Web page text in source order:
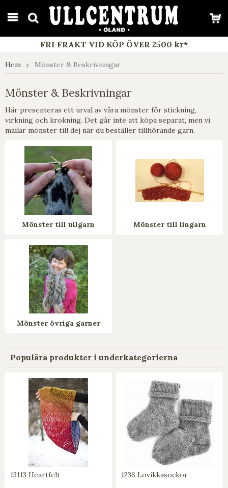
google-site-verification: google7e4b1026db5d9f32.html
FRI FRAKT VID KÖP ÖVER 2500 kr*
Hem Mönster & Beskrivningar
Mönster & Beskrivningar
Här presenteras ett urval av våra mönster för stickning,
virkning och krokning. Det går inte att köpa separat, men vi
mailar mönster till dej när du beställer tillhörande garn.
Mönster till ullgarn Mönster till lingarn
Mönster övriga garner
Populära produkter i underkategorierna
13113 Heartfelt 1236 Lovikkasockor